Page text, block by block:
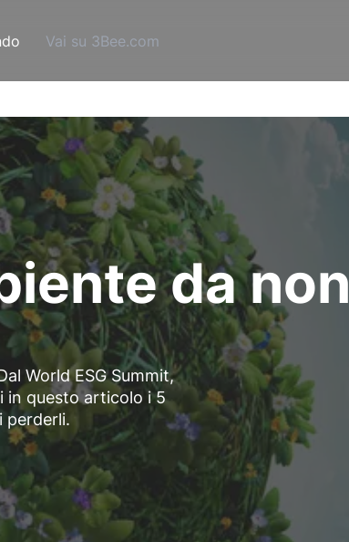
Vai su 3Bee.com
da non
World ESG Summit,
in questo articolo i 5
perderli.